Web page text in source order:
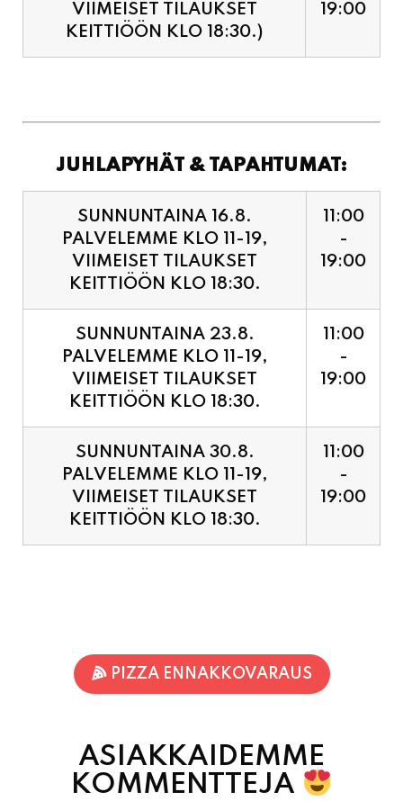
VIIMEISET TILAUKSET
KEITTIÖÖN KLO 18:30.)
19:00
JUHLAPYHÄT & TAPAHTUMAT:
SUNNUNTAINA 16.8.
PALVELEMME KLO 11-19,
VIIMEISET TILAUKSET
KEITTIÖÖN KLO 18:30.
11:00
-
19:00
SUNNUNTAINA 23.8.
PALVELEMME KLO 11-19,
VIIMEISET TILAUKSET
KEITTIÖÖN KLO 18:30.
11:00
-
19:00
SUNNUNTAINA 30.8.
PALVELEMME KLO 11-19,
VIIMEISET TILAUKSET
KEITTIÖÖN KLO 18:30.
11:00
-
19:00
PIZZA ENNAKKOVARAUS
ASIAKKAIDEMME
KOMMENTTEJA